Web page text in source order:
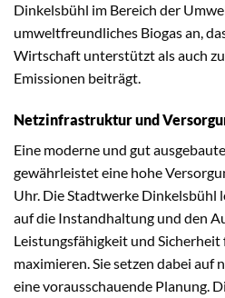
Dinkelsbühl im Bereich der
umweltfreundliches Biogas an,
Wirtschaft unterstützt als auch
Emissionen beiträgt.
Netzinfrastruktur und
Eine moderne und gut
gewährleistet eine hohe
Uhr. Die Stadtwerke Dinkelsbühl
auf die Instandhaltung und den
Leistungsfähigkeit und Sicherheit
maximieren. Sie setzen dabei auf
eine vorausschauende Planung.